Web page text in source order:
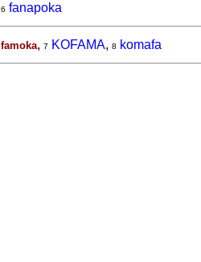
6 fanapoka
famoka, 7 KOFAMA, 8 komafa